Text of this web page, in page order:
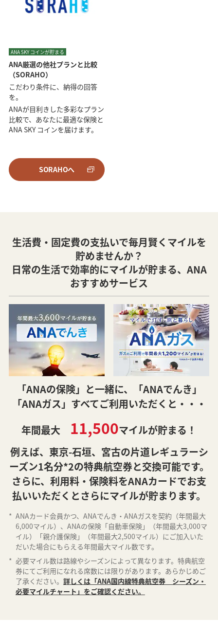
ANA SKY コインが貯まる
ANA厳選の他社プランと比較
（SORAHO）
こだわり条件に、納得の回答
を。
ANAが目利きした多彩なプラン
比較で、あなたに最適な保険と
ANA SKY コインを届けます。
SORAHOへ
生活費・固定費の支払いで毎月賢くマイルを
貯めませんか？
日常の生活で効率的にマイルが貯まる、ANA
おすすめサービス
「ANAの保険」と一緒に、「ANAでんき」
「ANAガス」すべてご利用いただくと・・・
年間最大 11,500マイルが貯まる！
例えば、東京-石垣、宮古の片道レギュラーシ
ーズン1名分*2の特典航空券と交換可能です。
さらに、利用料・保険料をANAカードでお支
払いいただくとさらにマイルが貯まります。
* ANAカード会員かつ、ANAでんき・ANAガスを契約（年間最大
6,000マイル）、ANAの保険「自動車保険」（年間最大3,000マ
イル）「親介護保険」（年間最大2,500マイル）にご加入いた
だいた場合にもらえる年間最大マイル数です。
* 必要マイル数は路線やシーズンによって異なります。特典航空
券にてご利用になれる席数には限りがあります。あらかじめご
了承ください。 詳しくは「ANA国内線特典航空券 シーズン・
必要マイルチャート」をご確認ください。